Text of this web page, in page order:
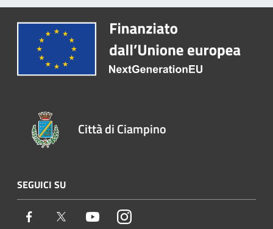
Città di Ciampino
SEGUICI SU
Facebook Twitter YoutubeInstagram